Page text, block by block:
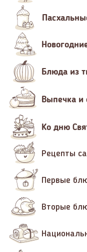
Блюда из
Выпечка и
Ко дню
Рецепты
Первые
Вторые